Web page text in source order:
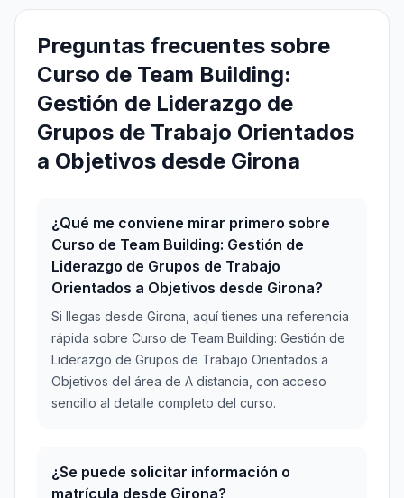
Preguntas frecuentes sobre
Curso de Team Building:
Gestión de Liderazgo de
Grupos de Trabajo Orientados
a Objetivos desde Girona
¿Qué me conviene mirar primero sobre
Curso de Team Building: Gestión de
Liderazgo de Grupos de Trabajo
Orientados a Objetivos desde Girona?
Si llegas desde Girona, aquí tienes una referencia
rápida sobre Curso de Team Building: Gestión de
Liderazgo de Grupos de Trabajo Orientados a
Objetivos del área de A distancia, con acceso
sencillo al detalle completo del curso.
¿Se puede solicitar información o
matrícula desde Girona?